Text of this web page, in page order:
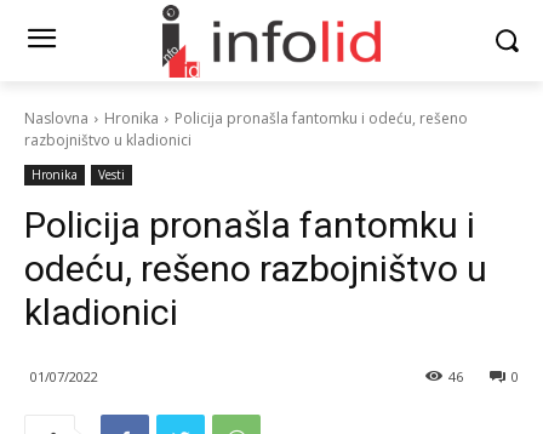
Naslovna Hronika
Policija pronašla fantomku i odeću, rešeno
razbojništvo u kladionici
Hronika Vesti
Policija pronašla fantomku i
odeću, rešeno razbojništvo u
kladionici
01/07/2022 0
46